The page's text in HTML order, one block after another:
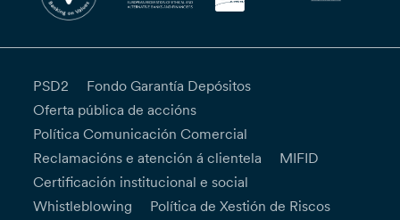
PSD2
Fondo Garantía Depósitos
Oferta pública de accións
Política Comunicación Comercial
Reclamacións e atención á clientela
MIFID
Certificación institucional e social
Whistleblowing
Política de Xestión de Riscos